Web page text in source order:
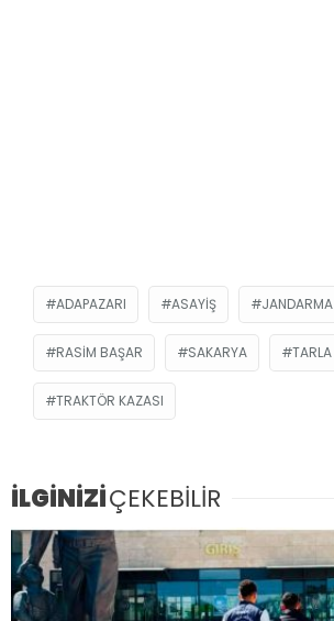
ADAPAZARI ASAYIŞ JANDARMA
RASIM BAŞAR SAKARYA TARLA
TRAKTÖR KAZASI
İLGİNİZİÇEKEBİLİR